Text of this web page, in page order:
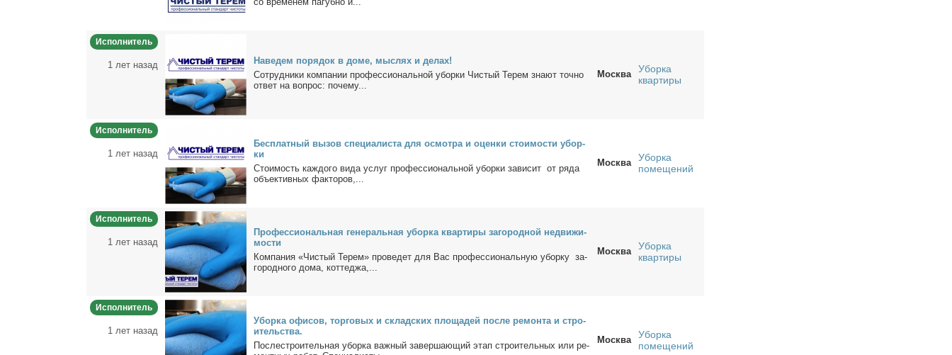
Исполнитель
1 лет назад
На­ве­дем по­ря­док в до­ме, мыс­лях и де­лах!
Со­труд­ни­ки ком­па­нии про­фес­сио­наль­ной убор­ки Чи­стый Те­рем зна­ют точ­но
от­вет на во­прос: по­че­му...
Москва
Уборка
квартиры
Исполнитель
1 лет назад
Бес­плат­ный вы­зов спе­ци­а­ли­ста для осмот­ра и оцен­ки сто­и­мо­сти убор­
ки
Сто­и­мость каж­до­го ви­да услуг про­фес­сио­наль­ной убор­ки за­ви­сит от ря­да
объ­ек­тив­ных фак­то­ров,...
Москва
Уборка
помещений
Исполнитель
1 лет назад
Про­фес­сио­наль­ная ге­не­раль­ная убор­ка квар­ти­ры за­го­род­ной недви­жи­
мо­сти
Ком­па­ния «Чи­стый Те­рем» про­ве­дет для Вас про­фес­сио­наль­ную убор­ку за­
го­род­но­го до­ма, кот­те­джа,...
Москва
Уборка
квартиры
Исполнитель
1 лет назад
Убор­ка офи­сов, тор­го­вых и склад­ских пло­ща­дей по­сле ре­мон­та и стро­
и­тель­ства.
По­сле­стро­и­тель­ная убор­ка важ­ный за­вер­ша­ю­щий этап стро­и­тель­ных или ре­
Москва
Уборка
помещений